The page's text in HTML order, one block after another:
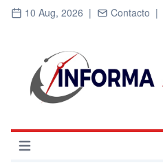
10 Aug, 2026 | Contacto |
Abrir menú